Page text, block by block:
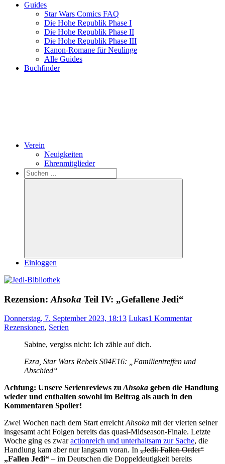
Guides
Star Wars Comics FAQ
Die Hohe Republik Phase I
Die Hohe Republik Phase II
Die Hohe Republik Phase III
Kanon-Romane für Neulinge
Alle Guides
Buchfinder
Verein
Neuigkeiten
Ehrenmitglieder
Search
Suchen
nach:
Suchen
Einloggen
Rezension: Ahsoka Teil IV: „Gefallene Jedi“
Donnerstag, 7. September 2023, 18:13 Lukas1 Kommentar
Rezensionen, Serien
Sabine, vergiss nicht: Ich zähle auf dich.
Ezra, Star Wars Rebels S04E16: „Familientreffen und
Abschied“
Achtung: Unsere Serienreviews zuAhsoka geben die Handlung
wieder und enthalten sowohl im Beitrag als auch in den
Kommentaren Spoiler!
Zwei Wochen nach dem Start erreichtAhsoka mit der vierten seiner
insgesamt acht Folgen bereits das quasi-Midseason-Finale. Letzte
Woche ging es zwaractionreich und unterhaltsam zur Sache, die
Handlung kam aber nur langsam voran. In „Jedi: Fallen Order“
„Fallen Jedi“ – im Deutschen die Doppeldeutigkeit bereits